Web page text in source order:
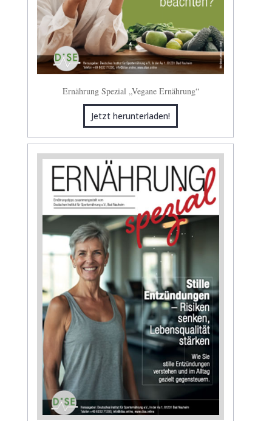
Ernährung Spezial „Vegane Ernährung“
Jetzt herunterladen!